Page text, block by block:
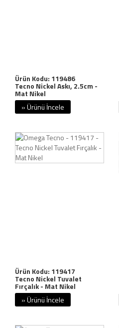
Ürün Kodu: 119486
Tecno Nickel Askı, 2.5cm -
Mat Nikel
» Ürünü İncele
Ürün Kodu: 119417
Tecno Nickel Tuvalet
Fırçalık - Mat Nikel
» Ürünü İncele